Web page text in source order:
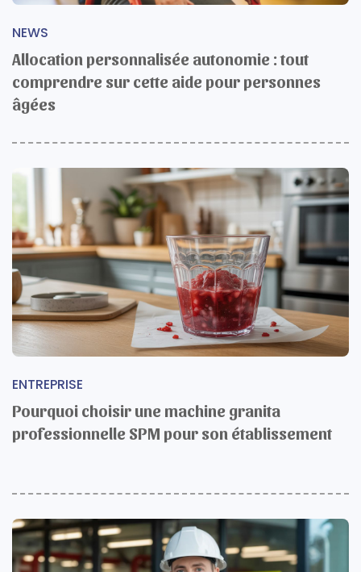
NEWS
Allocation personnalisée autonomie : tout
comprendre sur cette aide pour personnes
âgées
ENTREPRISE
Pourquoi choisir une machine granita
professionnelle SPM pour son établissement